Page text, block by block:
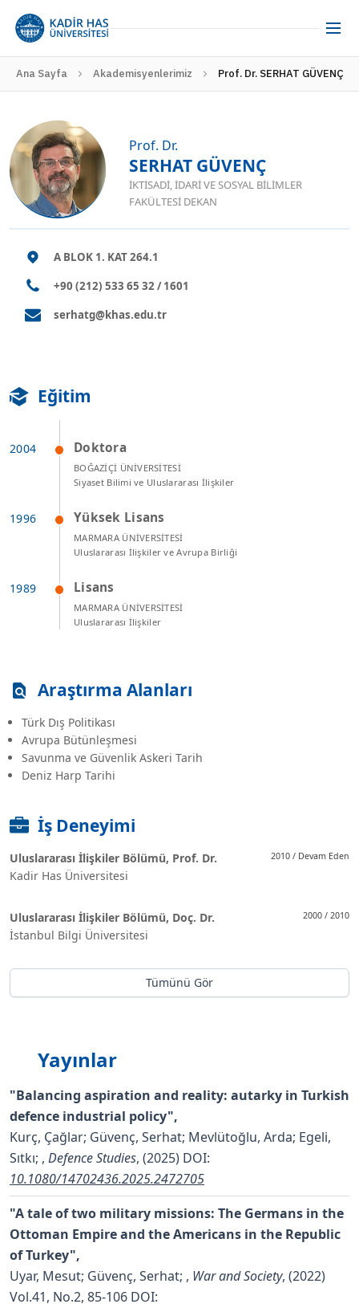
Ana Sayfa Akademisyenlerimiz Prof. Dr. SERHAT GÜVENÇ
Prof. Dr.
SERHAT GÜVENÇ
İKTISADI, İDARI VE SOSYAL BILIMLER
FAKÜLTESI DEKAN
A BLOK 1. KAT 264.1
+90 (212) 533 65 32 / 1601
serhatg@khas.edu.tr
Eğitim
Doktora
BOĞAZİÇİ ÜNİVERSİTESİ
Siyaset Bilimi ve Uluslararası İlişkiler
Yüksek Lisans
MARMARA ÜNİVERSİTESİ
Uluslararası İlişkiler ve Avrupa Birliği
Lisans
MARMARA ÜNİVERSİTESİ
Uluslararası İlişkiler
Araştırma Alanları
Türk Dış Politikası
Avrupa Bütünleşmesi
Savunma ve Güvenlik Askeri Tarih
Deniz Harp Tarihi
İş Deneyimi
2010 / Devam Eden
Uluslararası İlişkiler Bölümü, Prof. Dr.
Kadir Has Üniversitesi
2000 / 2010
Uluslararası İlişkiler Bölümü, Doç. Dr.
İstanbul Bilgi Üniversitesi
Tümünü Gör
Yayınlar
"Balancing aspiration and reality: autarky in Turkish
defence industrial policy",
Kurç, Çağlar; Güvenç, Serhat; Mevlütoğlu, Arda; Egeli,
Sıtkı; , Defence Studies, (2025) DOI:
10.1080/14702436.2025.2472705
"A tale of two military missions: The Germans in the
Ottoman Empire and the Americans in the Republic
of Turkey",
Uyar, Mesut; Güvenç, Serhat; , War and Society, (2022)
Vol.41, No.2, 85-106 DOI: